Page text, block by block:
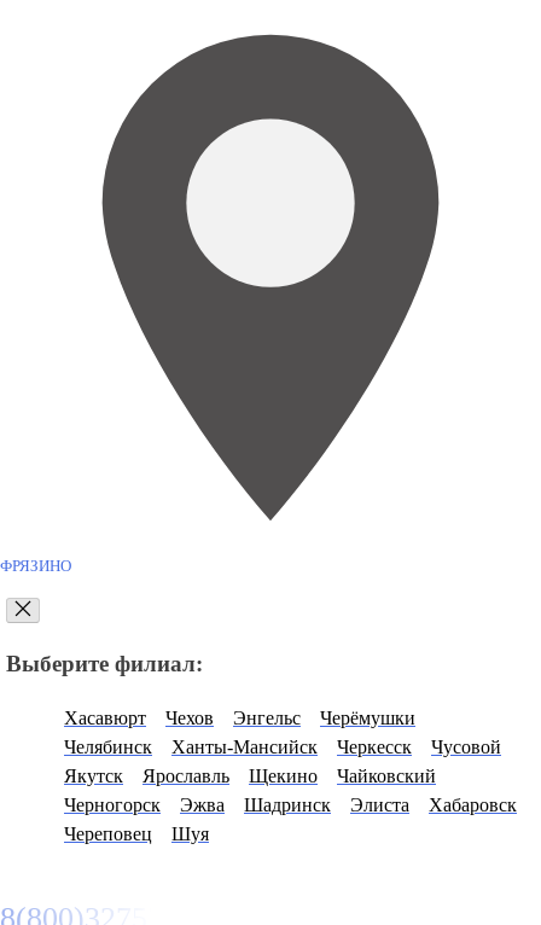
ФРЯЗИНО
Выберите филиал:
Хасавюрт Чехов Энгельс
Черёмушки
Челябинск
Ханты-Мансийск Черкесск
Чусовой
Якутск
Ярославль Щекино
Чайковский
Черногорск
Эжва Шадринск Элиста
Хабаровск
Череповец
Шуя